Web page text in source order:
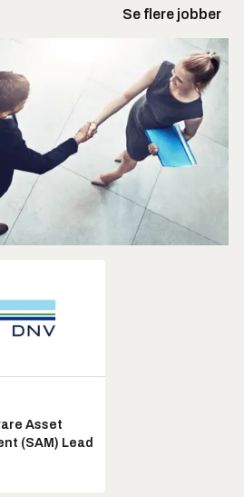
Se flere jobber
Asset
(SAM) Lead